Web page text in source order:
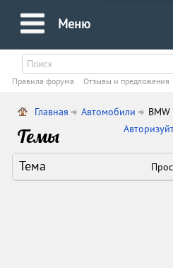
Меню
Правила форума Oтзывы и предложения
Главная Автомобили
Темы
Тема